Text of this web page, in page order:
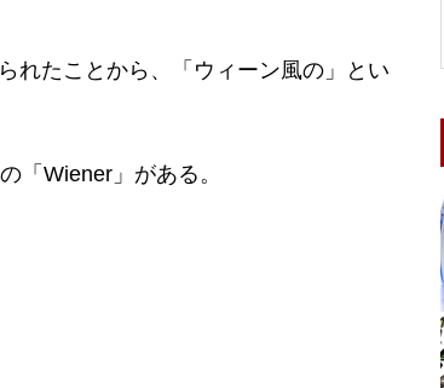
れたことから、「ウィーン風の」とい
「Wiener」がある。